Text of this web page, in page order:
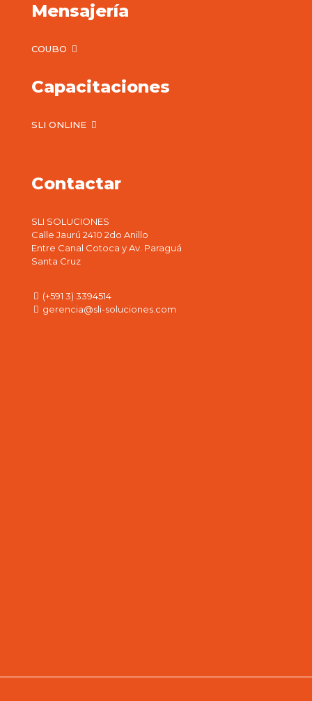
Mensajería
COUBO
Capacitaciones
SLI ONLINE
Contactar
SLI SOLUCIONES
Calle Jaurú 2410 2do Anillo
Entre Canal Cotoca y Av. Paraguá
Santa Cruz
(+591 3) 3394514
gerencia@sli-soluciones.com